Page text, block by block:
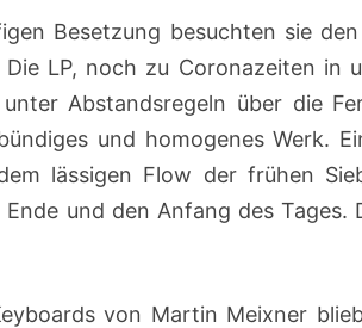
Besetzung besuchten sie
LP, noch zu Coronazeiten in
Abstandsregeln über die
und homogenes Werk.
lässigen Flow der frühen
und den Anfang des Tages.
von Martin Meixner